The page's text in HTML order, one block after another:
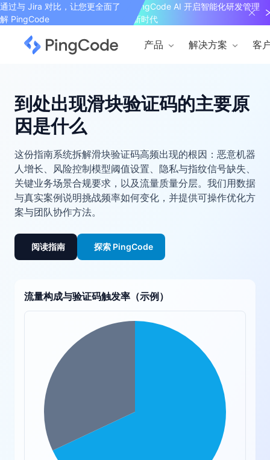
通过与 Jira 对比，让您更全面了
解 PingCode
PingCode AI 开启智能化研发管理
新时代
产品 解决方案 客
到处出现滑块验证码的主要原
因是什么
这份指南系统拆解滑块验证码高频出现的根因：恶意机器
人增长、风险控制模型阈值设置、隐私与指纹信号缺失、
关键业务场景合规要求，以及流量质量分层。我们用数据
与真实案例说明挑战频率如何变化，并提供可操作优化方
案与团队协作方法。
阅读指南 探索 PingCode
流量构成与验证码触发率（示例）